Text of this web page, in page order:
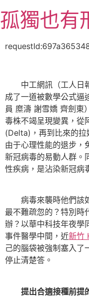
至
主
孤獨也有
中工網訊（工人日報
成了一道被數學公式
員 糜濤 謝雪嬌 齊劍東
毒株不竭呈現變異，
(Delta)，再到比來的
由于心理性能的退步，
新冠病毒的易動人群。
性疾病，是沾染新冠病
病毒來襲時他們該如
最不難疏忽的？特別時
辦？以華中科技年夜學
事件醫學中間，近新竹
己的腦袋被強制塞入了
停止清楚答。
提出合適接種前提